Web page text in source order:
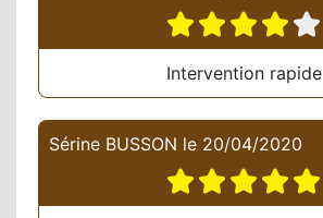
Intervention rapide
Sérine BUSSON le 20/04/2020